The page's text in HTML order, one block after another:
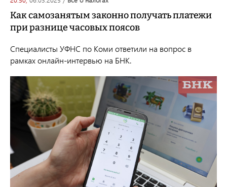
Как самозанятым законно получать платежи
при разнице часовых поясов
Специалисты УФНС по Коми ответили на вопрос в
рамках онлайн-интервью на БНК.